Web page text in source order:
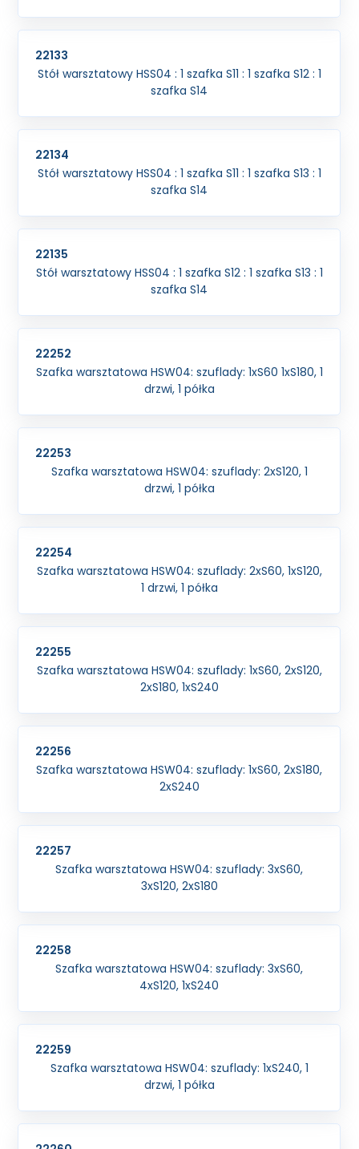
22133
Stół warsztatowy HSS04 : 1 szafka S11 : 1 szafka S12 : 1
szafka S14
22134
Stół warsztatowy HSS04 : 1 szafka S11 : 1 szafka S13 : 1
szafka S14
22135
Stół warsztatowy HSS04 : 1 szafka S12 : 1 szafka S13 : 1
szafka S14
22252
Szafka warsztatowa HSW04: szuflady: 1xS60 1xS180, 1
drzwi, 1 półka
22253
Szafka warsztatowa HSW04: szuflady: 2xS120, 1
drzwi, 1 półka
22254
Szafka warsztatowa HSW04: szuflady: 2xS60, 1xS120,
1 drzwi, 1 półka
22255
Szafka warsztatowa HSW04: szuflady: 1xS60, 2xS120,
2xS180, 1xS240
22256
Szafka warsztatowa HSW04: szuflady: 1xS60, 2xS180,
2xS240
22257
Szafka warsztatowa HSW04: szuflady: 3xS60,
3xS120, 2xS180
22258
Szafka warsztatowa HSW04: szuflady: 3xS60,
4xS120, 1xS240
22259
Szafka warsztatowa HSW04: szuflady: 1xS240, 1
drzwi, 1 półka